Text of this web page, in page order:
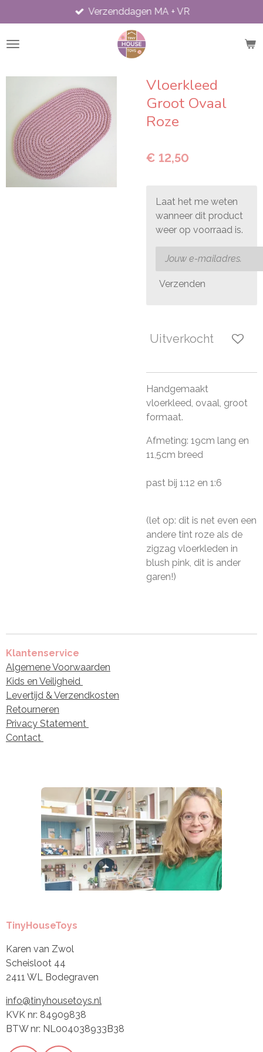
direct
naar
Verzenddagen MA + VR
Vloerkleed
Groot Ovaal
Roze
€ 12,50
Laat het me weten
wanneer dit product
weer op voorraad is.
Verzenden
Uitverkocht
Handgemaakt
vloerkleed, ovaal, groot
formaat.
Afmeting: 19cm lang en
11,5cm breed
past bij 1:12 en 1:6
(let op: dit is net even een
andere tint roze als de
zigzag vloerkleden in
blush pink, dit is ander
garen!)
Klantenservice
Algemene Voorwaarden
Kids en Veiligheid
Levertijd & Verzendkosten
Retourneren
Privacy Statement
Contact
TinyHouseToys
Karen van Zwol
Scheisloot 44
2411 WL Bodegraven
info@tinyhousetoys.nl
KVK nr: 84909838
BTW nr: NL004038933B38